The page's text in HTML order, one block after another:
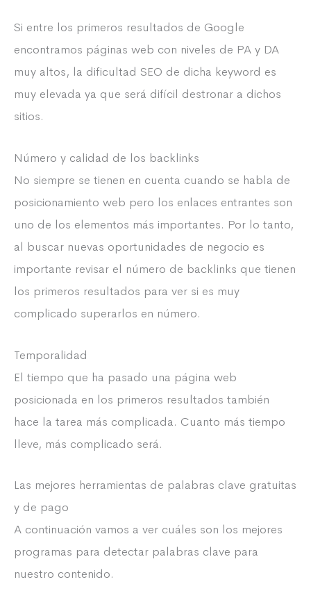
Si entre los primeros resultados de Google
encontramos páginas web con niveles de PA y DA
muy altos, la dificultad SEO de dicha keyword es
muy elevada ya que será difícil destronar a dichos
sitios.
Número y calidad de los backlinks
No siempre se tienen en cuenta cuando se habla de
posicionamiento web pero los enlaces entrantes son
uno de los elementos más importantes. Por lo tanto,
al buscar nuevas oportunidades de negocio es
importante revisar el número de backlinks que tienen
los primeros resultados para ver si es muy
complicado superarlos en número.
Temporalidad
El tiempo que ha pasado una página web
posicionada en los primeros resultados también
hace la tarea más complicada. Cuanto más tiempo
lleve, más complicado será.
Las mejores herramientas de palabras clave gratuitas
y de pago
A continuación vamos a ver cuáles son los mejores
programas para detectar palabras clave para
nuestro contenido.